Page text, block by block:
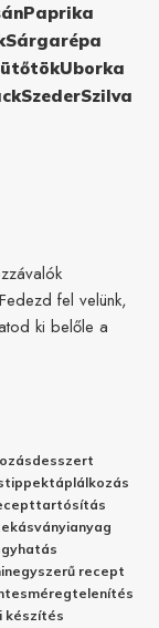
Paprika
Sárgarépa
Uborka
SzederSzilva
fel velünk,
ki belőle a
desszert
tippektáplálkozás
tartósítás
ásványianyag
egyszerű recept
méregtelenítés
készítés